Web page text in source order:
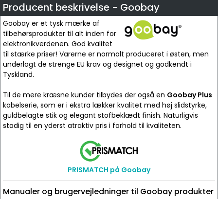
Producent beskrivelse - Goobay
Goobay er et tysk mærke af
tilbehørsprodukter til alt inden for
elektronikverdenen. God kvalitet
til stærke priser! Varerne er normalt produceret i østen, men
underlagt de strenge EU krav og designet og godkendt i
Tyskland.
Til de mere kræsne kunder tilbydes der også en Goobay Plus
kabelserie, som er i ekstra lækker kvalitet med høj slidstyrke,
guldbelagte stik og elegant stofbeklædt finish. Naturligvis
stadig til en yderst atraktiv pris i forhold til kvaliteten.
PRISMATCH på Goobay
Manualer og brugervejledninger til Goobay produkter